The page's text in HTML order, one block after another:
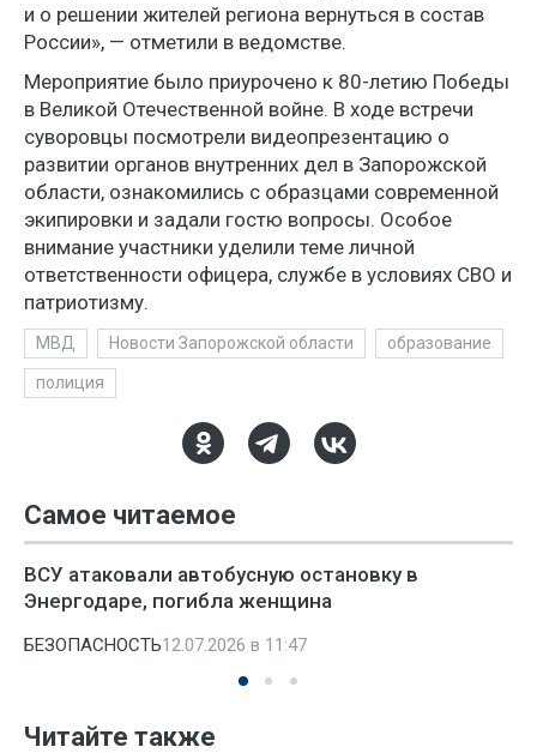
и о решении жителей региона вернуться в состав
России», — отметили в ведомстве.
Мероприятие было приурочено к 80-летию Победы
в Великой Отечественной войне. В ходе встречи
суворовцы посмотрели видеопрезентацию о
развитии органов внутренних дел в Запорожской
области, ознакомились с образцами современной
экипировки и задали гостю вопросы. Особое
внимание участники уделили теме личной
ответственности офицера, службе в условиях СВО и
патриотизму.
МВД Новости Запорожской области образование
полиция
Самое читаемое
ВСУ атаковали автобусную остановку в
Энергодаре, погибла женщина
БЕЗОПАСНОСТЬ12.07.2026 в 11:47
Читайте также